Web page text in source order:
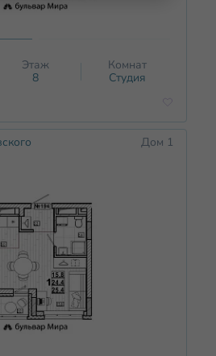
Этаж
8
Комнат
Студия
Дом 1